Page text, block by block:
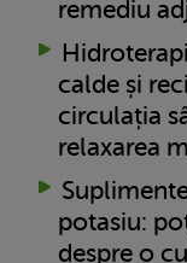
remediu
calde și
circulația
relaxarea
potasiu:
despre o